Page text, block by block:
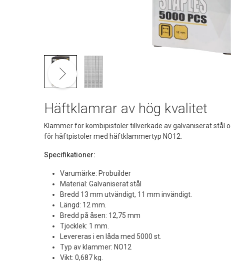
Häftklamrar av hög kvalitet
Klammer för kombipistoler tillverkade av galvaniserat stål
för häftpistoler med häftklammertyp NO12.
Specifikationer:
Varumärke: Probuilder
Material: Galvaniserat stål
Bredd 13 mm utvändigt, 11 mm invändigt.
Längd: 12 mm.
Bredd på åsen: 12,75 mm
Tjocklek: 1 mm.
Levereras i en låda med 5000 st.
Typ av klammer: NO12
Vikt: 0,687 kg.